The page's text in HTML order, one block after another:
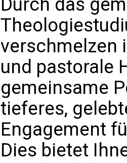
verschmelzen
und pastorale
gemeinsame
tieferes,
Engagement
Dies bietet